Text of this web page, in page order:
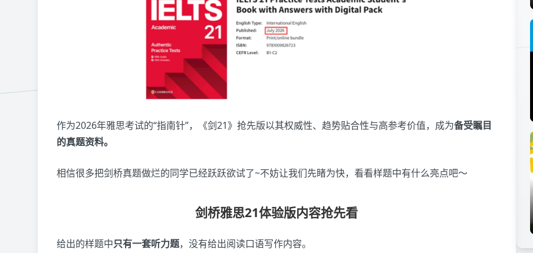
作为2026年雅思考试的“指南针”，《剑21》抢先版以其权威性、趋势贴合性与高参考价值，成为备受瞩目
的真题资料。
相信很多把剑桥真题做烂的同学已经跃跃欲试了~不妨让我们先睹为快，看看样题中有什么亮点吧～
剑桥雅思21体验版内容抢先看
给出的样题中只有一套听力题，没有给出阅读口语写作内容。